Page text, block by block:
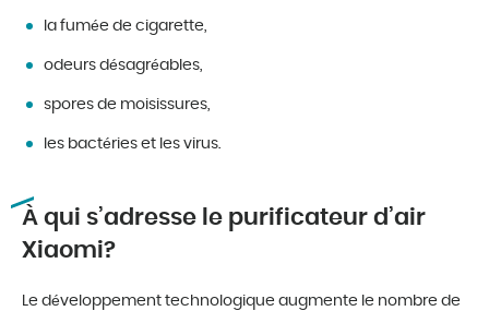
la fumée de cigarette,
odeurs désagréables,
spores de moisissures,
les bactéries et les virus.
À qui s’adresse le purificateur d’air
Xiaomi?
Le développement technologique augmente le nombre de